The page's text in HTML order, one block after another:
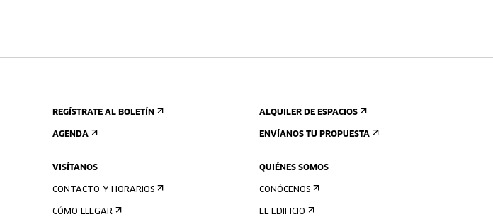
REGÍSTRATE AL BOLETÍN
AGENDA
VISÍTANOS
CONTACTO Y HORARIOS
CÓMO LLEGAR
ALQUILER DE ESPACIOS
ENVÍANOS TU PROPUESTA
QUIÉNES SOMOS
CONÓCENOS
EL EDIFICIO